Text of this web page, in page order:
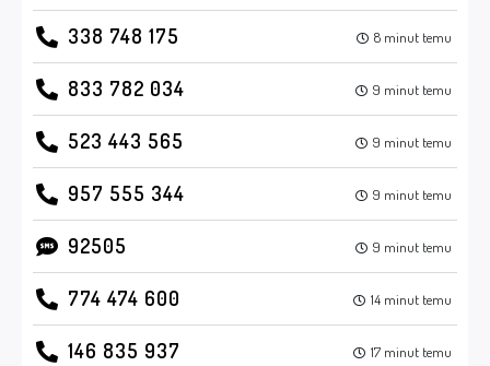
338 748 175 8 minut temu
833 782 034 9 minut temu
523 443 565 9 minut temu
957 555 344 9 minut temu
92505 9 minut temu
774 474 600 14 minut temu
146 835 937 17 minut temu